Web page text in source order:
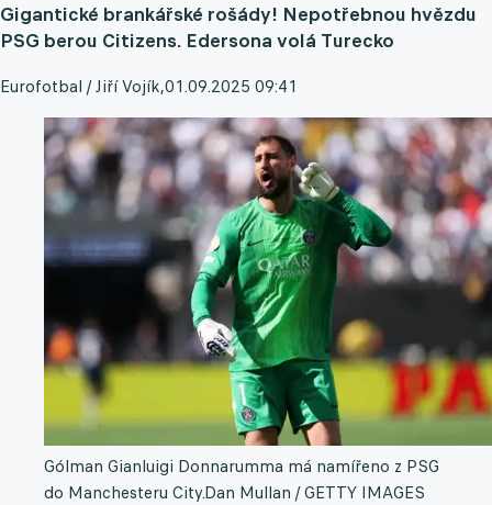
Gigantické brankářské rošády! Nepotřebnou hvězdu
PSG berou Citizens. Edersona volá Turecko
Eurofotbal / Jiří Vojík,01.09.2025 09:41
Gólman Gianluigi Donnarumma má namířeno z PSG
do Manchesteru City.Dan Mullan / GETTY IMAGES